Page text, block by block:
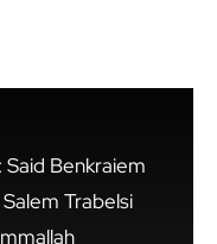
Benkraiem
Trabelsi